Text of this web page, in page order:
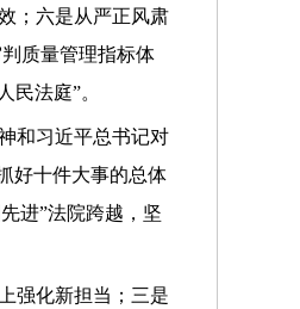
；六是从严正风肃
质量管理指标体
法庭”。
和习近平总书记对
好十件大事的总体
进”法院跨越，坚
强化新担当；三是